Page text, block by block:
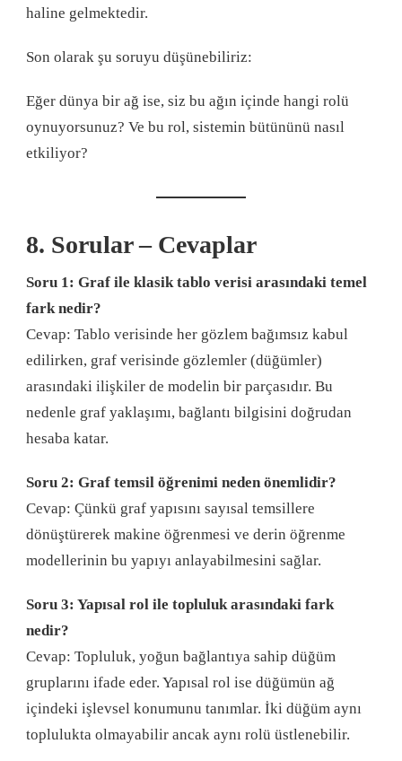
haline gelmektedir.
Son olarak şu soruyu düşünebiliriz:
Eğer dünya bir ağ ise, siz bu ağın içinde hangi rolü
oynuyorsunuz? Ve bu rol, sistemin bütününü nasıl
etkiliyor?
8. Sorular – Cevaplar
Soru 1: Graf ile klasik tablo verisi arasındaki temel
fark nedir?
Cevap: Tablo verisinde her gözlem bağımsız kabul
edilirken, graf verisinde gözlemler (düğümler)
arasındaki ilişkiler de modelin bir parçasıdır. Bu
nedenle graf yaklaşımı, bağlantı bilgisini doğrudan
hesaba katar.
Soru 2: Graf temsil öğrenimi neden önemlidir?
Cevap: Çünkü graf yapısını sayısal temsillere
dönüştürerek makine öğrenmesi ve derin öğrenme
modellerinin bu yapıyı anlayabilmesini sağlar.
Soru 3: Yapısal rol ile topluluk arasındaki fark
nedir?
Cevap: Topluluk, yoğun bağlantıya sahip düğüm
gruplarını ifade eder. Yapısal rol ise düğümün ağ
içindeki işlevsel konumunu tanımlar. İki düğüm aynı
toplulukta olmayabilir ancak aynı rolü üstlenebilir.